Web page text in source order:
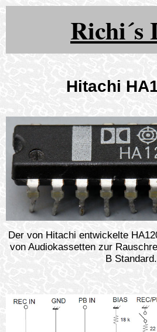
Richi´s
Hitachi
Der von Hitachi entwickelte
von Audiokassetten zur
B Standard.